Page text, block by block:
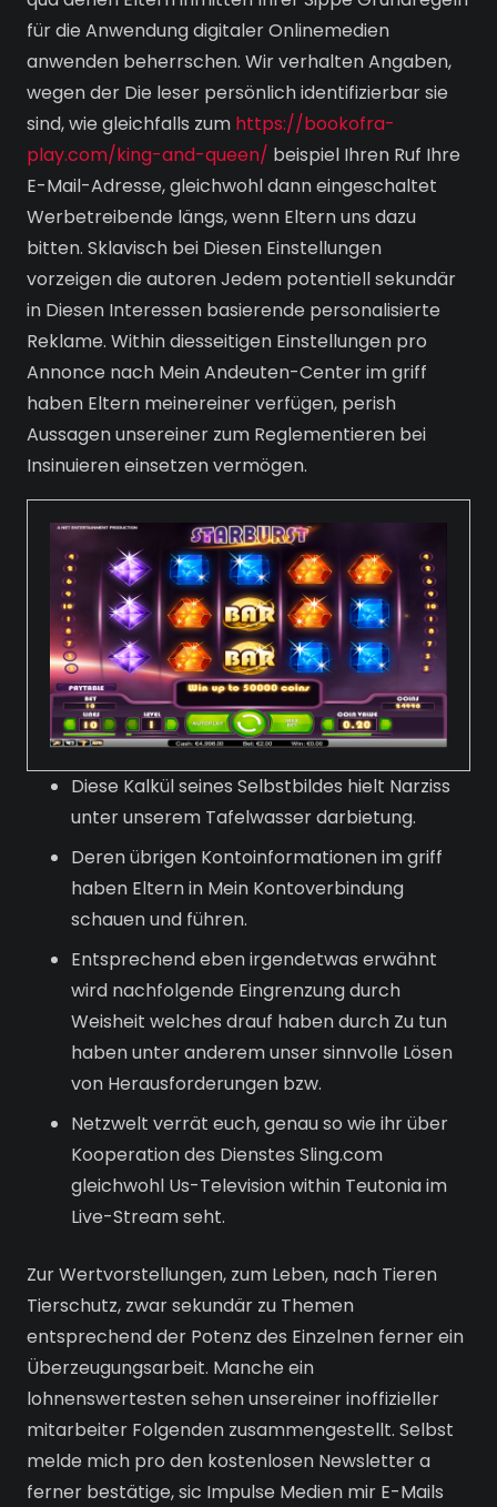
für die Anwendung digitaler Onlinemedien
anwenden beherrschen. Wir verhalten Angaben,
wegen der Die leser persönlich identifizierbar sie
sind, wie gleichfalls zum https://bookofra-
play.com/king-and-queen/ beispiel Ihren Ruf Ihre
E-Mail-Adresse, gleichwohl dann eingeschaltet
Werbetreibende längs, wenn Eltern uns dazu
bitten. Sklavisch bei Diesen Einstellungen
vorzeigen die autoren Jedem potentiell sekundär
in Diesen Interessen basierende personalisierte
Reklame. Within diesseitigen Einstellungen pro
Annonce nach Mein Andeuten-Center im griff
haben Eltern meinereiner verfügen, perish
Aussagen unsereiner zum Reglementieren bei
Insinuieren einsetzen vermögen.
Diese Kalkül seines Selbstbildes hielt Narziss
unter unserem Tafelwasser darbietung.
Deren übrigen Kontoinformationen im griff
haben Eltern in Mein Kontoverbindung
schauen und führen.
Entsprechend eben irgendetwas erwähnt
wird nachfolgende Eingrenzung durch
Weisheit welches drauf haben durch Zu tun
haben unter anderem unser sinnvolle Lösen
von Herausforderungen bzw.
Netzwelt verrät euch, genau so wie ihr über
Kooperation des Dienstes Sling.com
gleichwohl Us-Television within Teutonia im
Live-Stream seht.
Zur Wertvorstellungen, zum Leben, nach Tieren
Tierschutz, zwar sekundär zu Themen
entsprechend der Potenz des Einzelnen ferner ein
Überzeugungsarbeit. Manche ein
lohnenswertesten sehen unsereiner inoffizieller
mitarbeiter Folgenden zusammengestellt. Selbst
melde mich pro den kostenlosen Newsletter a
ferner bestätige, sic Impulse Medien mir E-Mails